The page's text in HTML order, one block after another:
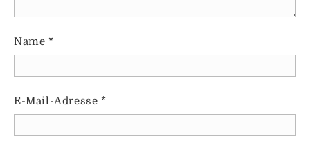
Name *
E-Mail-Adresse *